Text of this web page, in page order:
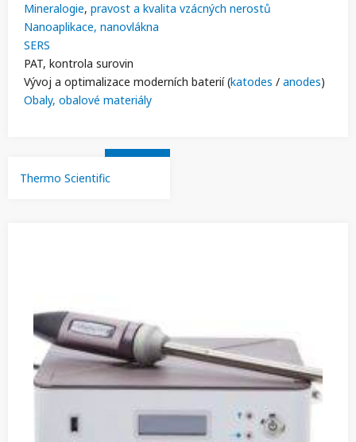
Mineralogie, pravost a kvalita vzácných nerostů
Nanoaplikace, nanovlákna
SERS
PAT, kontrola surovin
Vývoj a optimalizace moderních baterií (katodes / anodes)
Obaly, obalové materiály
Thermo Scientific